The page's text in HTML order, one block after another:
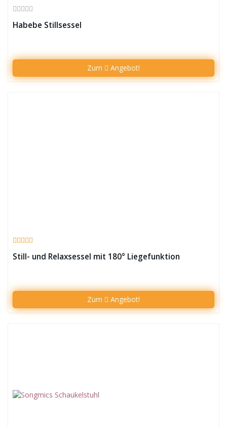
Habebe Stillsessel
Zum Angebot!
Still- und Relaxsessel mit 180° Liegefunktion
Zum Angebot!